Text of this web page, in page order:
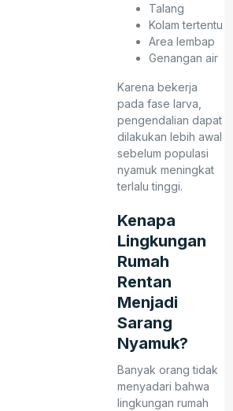
Talang
Kolam tertentu
Area lembap
Genangan air
Karena bekerja
pada fase larva,
pengendalian dapat
dilakukan lebih awal
sebelum populasi
nyamuk meningkat
terlalu tinggi.
Kenapa
Lingkungan
Rumah
Rentan
Menjadi
Sarang
Nyamuk?
Banyak orang tidak
menyadari bahwa
lingkungan rumah